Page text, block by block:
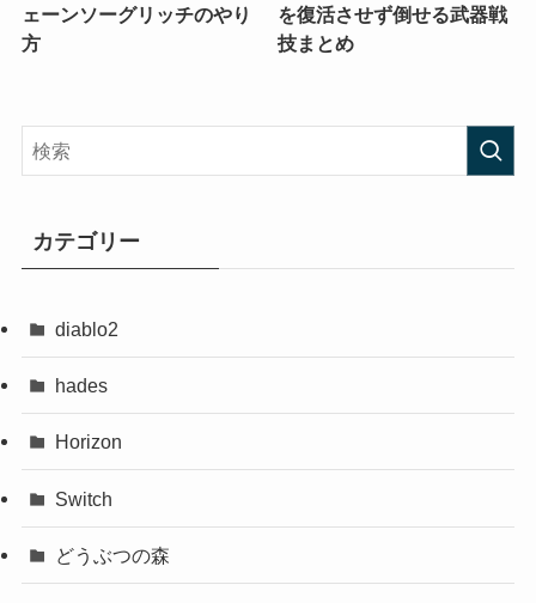
ェーンソーグリッチのやり
方
を復活させず倒せる武器戦
技まとめ
カテゴリー
diablo2
hades
Horizon
Switch
どうぶつの森